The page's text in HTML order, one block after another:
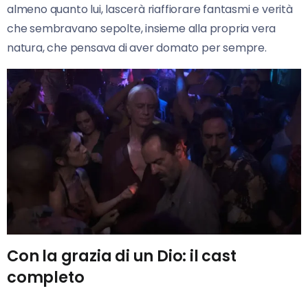
almeno quanto lui, lascerà riaffiorare fantasmi e verità
che sembravano sepolte, insieme alla propria vera
natura, che pensava di aver domato per sempre.
Con la grazia di un Dio: il cast
completo